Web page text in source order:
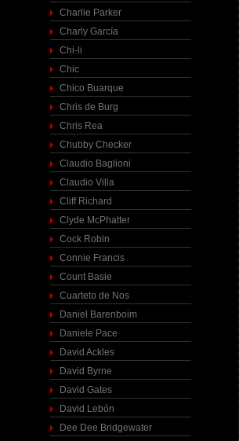
Charlie Parker
Charly García
Chi-li
Chic
Chico Buarque
Chris de Burg
Chris Rea
Chubby Checker
Claudio Baglioni
Claudio Villa
Cliff Richard
Clyde McPhatter
Cock Robin
Connie Francis
Count Basie
Cuarteto de Nos
Daniel Barenboim
Daniele Pace
David Ackles
David Byrne
David Gates
David Lebón
Dee Dee Bridgewater